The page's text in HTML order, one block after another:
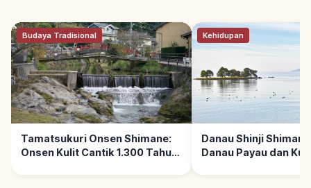
Budaya Tradisional
Tamatsukuri Onsen Shimane:
Onsen Kulit Cantik 1.300 Tahun,
Kehidupan
Danau Shinji
Danau Payau dan